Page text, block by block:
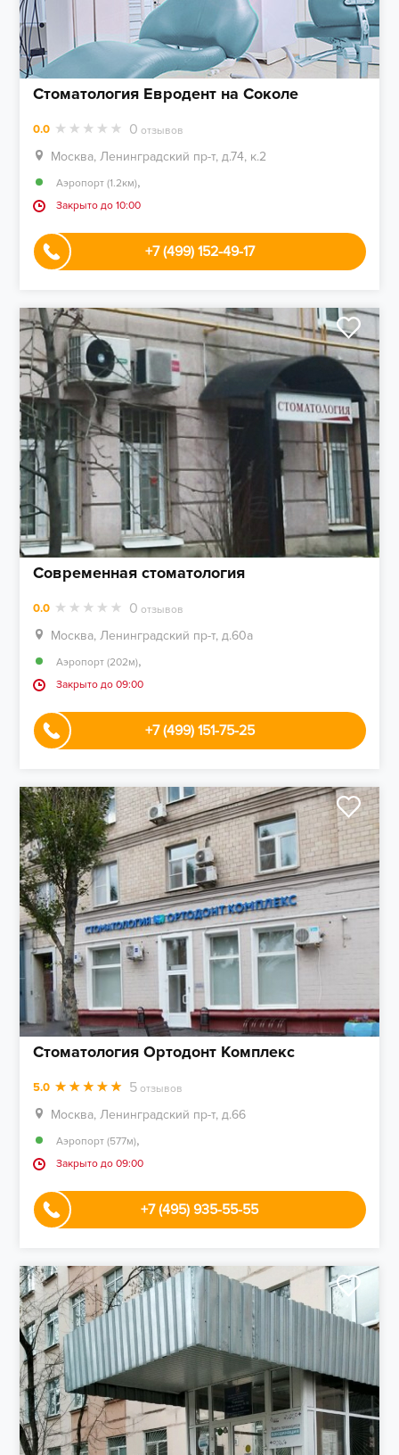
Стоматология Евродент на Соколе
0.0 0 отзывов
Москва, Ленинградский пр-т, д.74, к.2
Аэропорт (1.2км),
Закрыто до 10:00
+7 (499) 152-49-17
Современная стоматология
0.0 0 отзывов
Москва, Ленинградский пр-т, д.60а
Аэропорт (202м),
Закрыто до 09:00
+7 (499) 151-75-25
Стоматология Ортодонт Комплекс
5.0 5 отзывов
Москва, Ленинградский пр-т, д.66
Аэропорт (577м),
Закрыто до 09:00
+7 (495) 935-55-55